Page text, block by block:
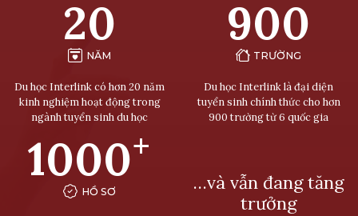
20
NĂM
Du học Interlink có hơn 20 năm
kinh nghiệm hoạt động trong
ngành tuyển sinh du học
900
TRƯỜNG
Du học Interlink là đại diện
tuyển sinh chính thức cho hơn
900 trường từ 6 quốc gia
1000+
HỒ SƠ
…và vẫn đang tăng
trưởng